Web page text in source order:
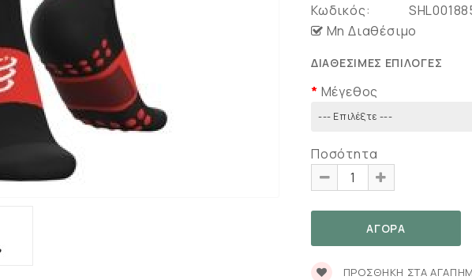
Κωδικός:
Μη Διαθέσιμο
ΔΙΑΘΈΣΙΜΕΣ ΕΠΙΛΟΓΈΣ
Μέγεθος
Ποσότητα
ΠΡΟΣΘΉΚΗ ΣΤΑ